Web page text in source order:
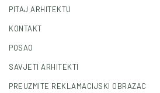
PITAJ ARHITEKTU
KONTAKT
POSAO
SAVJETI ARHITEKTI
PREUZMITE REKLAMACIJSKI OBRAZAC